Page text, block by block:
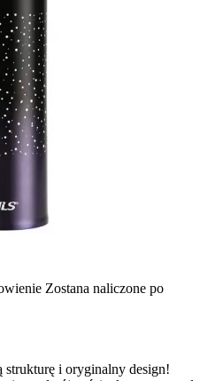
Zostana naliczone po
i oryginalny design!